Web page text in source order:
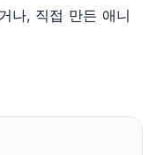
나, 직접 만든 애니